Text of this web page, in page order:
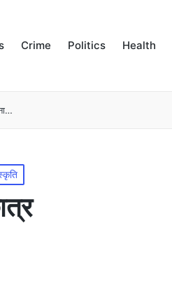
Crime Politics Health